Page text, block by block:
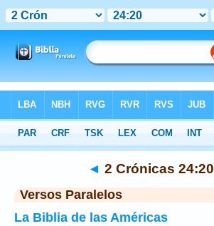
>2 Crónicas Capítulo 24 > Verso 20
◄ 2 Crónicas 24:20
Versos Paralelos
La Biblia de las Américas